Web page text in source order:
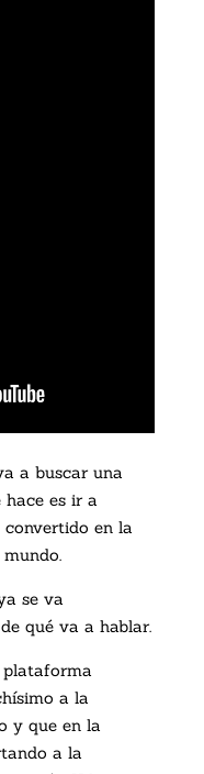
a buscar una
es ir a
convertido en la
se va
qué va a hablar.
plataforma
a la
y que en la
a la